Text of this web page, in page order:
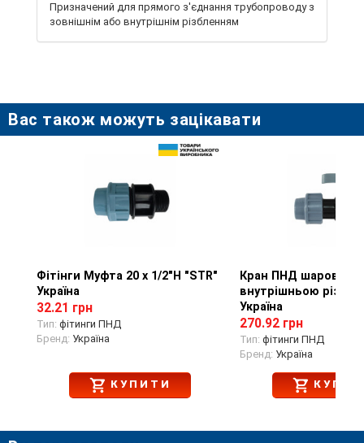
Призначений для прямого з'єднання трубопроводу з
зовнішнім або внутрішнім різбленням
Вас також можуть зацікавати
Перегляд товару
Фітінги Муфта 20 х 1/2"Н "STR"
Україна
32.21 грн
Тип: фітинги ПНД
Бренд: Україна
КУПИТИ
Перегляд
Кран ПНД шаровий з
внутрішньою
Україна
270.92 грн
Тип: фітинги ПНД
Бренд: Україна